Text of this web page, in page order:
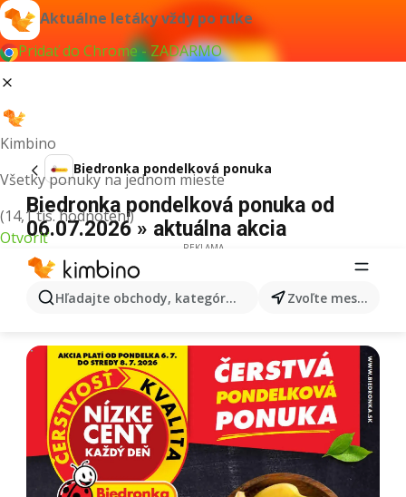
Aktuálne letáky vždy po ruke
Pridať do Chrome - ZADARMO
Kimbino
Všetky ponuky na jednom mieste
(14,1 tis. hodnotení)
Otvoriť
Hľadajte obchody, kategórie, produkty... Zvoľte mesto
Biedronka pondelková ponuka
Biedronka pondelková ponuka od
06.07.2026 » aktuálna akcia
REKLAMA